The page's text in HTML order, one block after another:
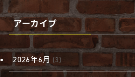
アーカイブ
2026年6月 (3)